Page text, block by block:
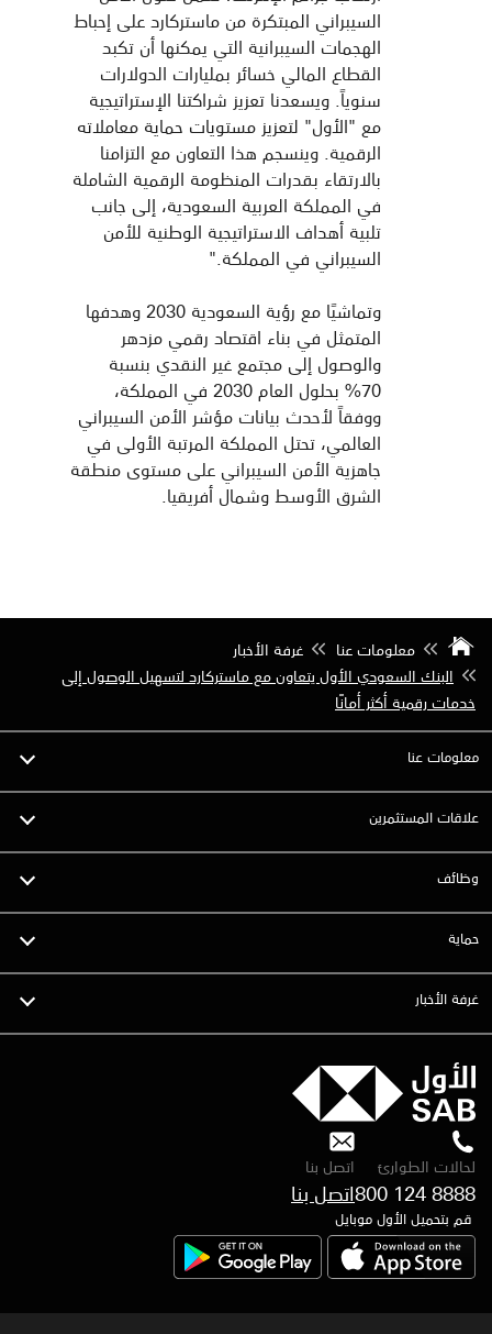
السيبراني المبتكرة من ماستركارد على إحباط
الهجمات السيبرانية التي يمكنها أن تكبد
القطاع المالي خسائر بمليارات الدولارات
سنوياً. ويسعدنا تعزيز شراكتنا الإستراتيجية
مع "الأول" لتعزيز مستويات حماية معاملاته
الرقمية. وينسجم هذا التعاون مع التزامنا
بالارتقاء بقدرات المنظومة الرقمية الشاملة
في المملكة العربية السعودية، إلى جانب
تلبية أهداف الاستراتيجية الوطنية للأمن
السيبراني في المملكة."
وتماشيًا مع رؤية السعودية 2030 وهدفها
المتمثل في بناء اقتصاد رقمي مزدهر
والوصول إلى مجتمع غير النقدي بنسبة
70% بحلول العام 2030 في المملكة،
ووفقاً لأحدث بيانات مؤشر الأمن السيبراني
العالمي، تحتل المملكة المرتبة الأولى في
جاهزية الأمن السيبراني على مستوى منطقة
الشرق الأوسط وشمال أفريقيا.
معلومات عنا
غرفة الأخبار
البنك السعودي الأول يتعاون مع ماستركارد لتسهيل الوصول إلى
خدمات رقمية أكثر أمانًا
معلومات عنا
علاقات المستثمرين
وظائف
حماية
غرفة الأخبار
لحالات الطوارئ
800 124 8888
اتصل بنا
قم بتحميل الأول موبايل